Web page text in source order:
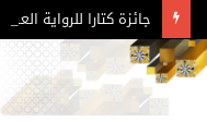
جائزة كتارا للرواية العربية